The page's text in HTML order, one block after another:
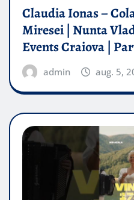
Claudia Ionas –
Miresei | Nunta
Events Craiova |
admin aug. 5,